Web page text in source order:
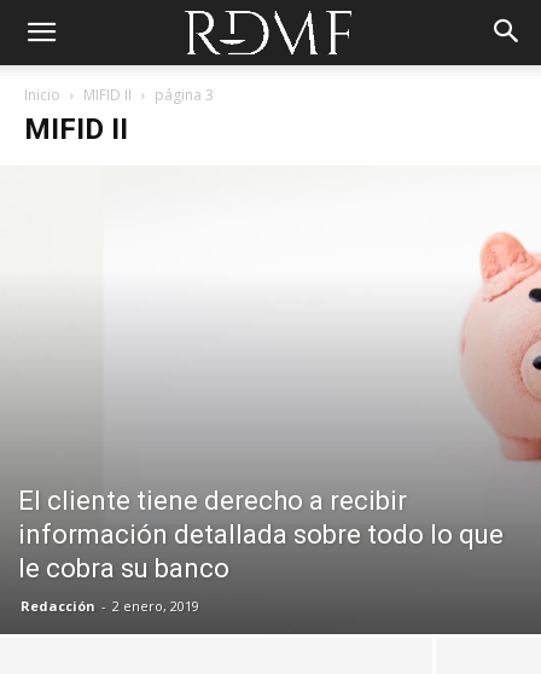
Inicio MIFID II página 3
MIFID II
El cliente tiene derecho a recibir
información detallada sobre todo lo que
le cobra su banco
Redacción - 2 enero, 2019